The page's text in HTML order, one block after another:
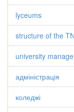
lyceums
structure of the
university
адміністрація
коледжі